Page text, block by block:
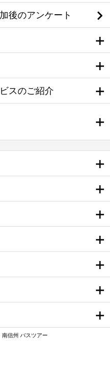
後のアンケート
スのご紹介
南信州 バスツアー